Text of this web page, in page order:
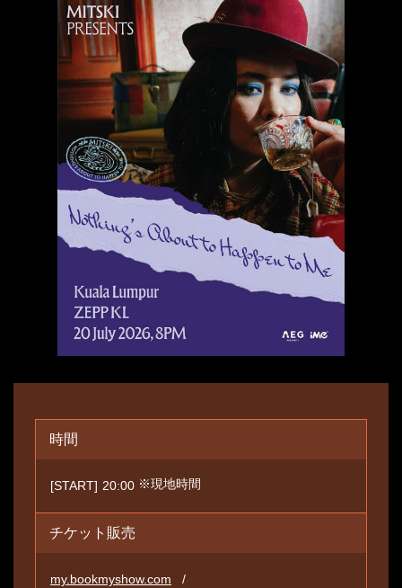
時間
[START] 20:00 ※現地時間
チケット販売
my.bookmyshow.com